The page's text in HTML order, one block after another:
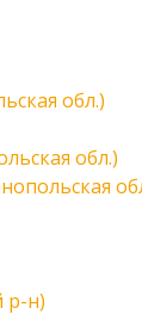
обл.)
обл.)
р-н)